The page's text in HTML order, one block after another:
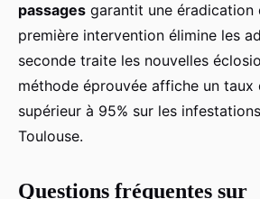
passages garantit une éradication
première intervention élimine les
seconde traite les nouvelles
méthode éprouvée affiche un taux
supérieur à 95% sur les
Toulouse.
Questions fréquentes sur